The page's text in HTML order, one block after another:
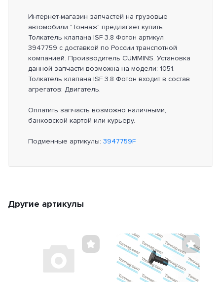
Интернет-магазин запчастей на грузовые
автомобили "Тоннаж" предлагает купить
Толкатель клапана ISF 3.8 Фотон артикул
3947759 с доставкой по России транспотной
компанией. Производитель CUMMINS. Установка
данной запчасти возможна на модели: 1051.
Толкатель клапана ISF 3.8 Фотон входит в состав
агрегатов: Двигатель.
Оплатить запчасть возможно наличными,
банковской картой или курьеру.
Подменные артикулы: 3947759F
Другие артикулы